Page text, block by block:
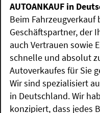
AUTOANKAUF in
Beim Fahrzeugverkauf
Geschäftspartner, der
auch Vertrauen sowie
schnelle und absolut
Autoverkaufes für Sie
Wir sind spezialisiert
in Deutschland. Wir
konzipiert, dass jedes